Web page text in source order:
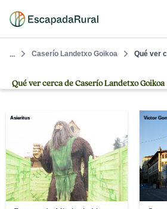
... Caserío Landetxo Goikoa Qué ver
Qué ver cerca de Caserío Landetxo Goikoa
Asieritus Victor